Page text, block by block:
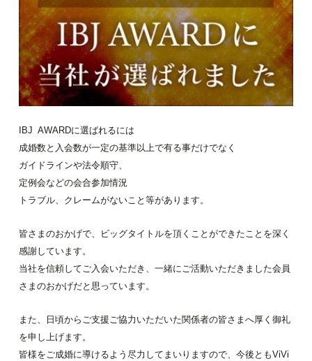
IBJ AWARDに選ばれるには
成婚数と入会数が一定の基準以上で有る事だけでなく
ガイドラインや法令順守、
定例会などの会合参加情況
トラブル、クレームがないこと等があります。
皆さまのおかげで、ビッグタイトルを頂くことができたことを深く
感謝しています。
当社を信頼してご入会いただき、一緒にご活動いただきました会員
さまのおかげだと思っています。
また、日頃からご支援ご協力いただいた関係者の皆さまへ厚く御礼
を申し上げます。
皆様をご成婚に導けるよう尽力してまいりますので、今後ともViVi